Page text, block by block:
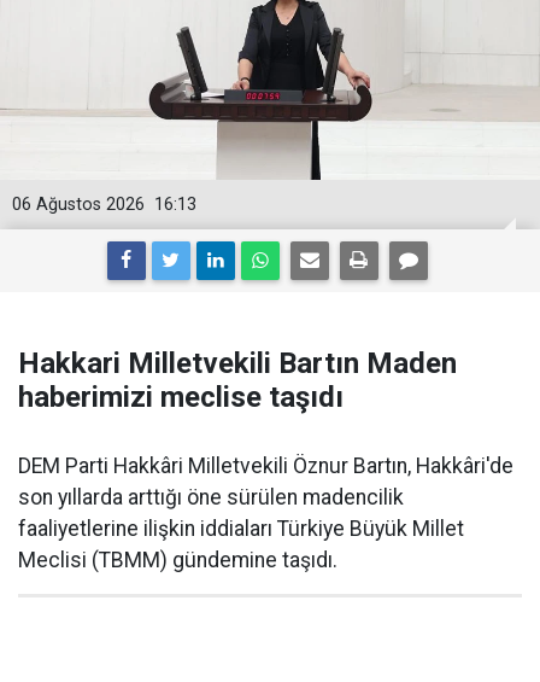
16:13
06 Ağustos 2026
Hakkari Milletvekili Bartın Maden
haberimizi meclise taşıdı
DEM Parti Hakkâri Milletvekili Öznur Bartın, Hakkâri'de
son yıllarda arttığı öne sürülen madencilik
faaliyetlerine ilişkin iddiaları Türkiye Büyük Millet
Meclisi (TBMM) gündemine taşıdı.